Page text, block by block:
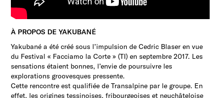
À PROPOS DE YAKUBANÉ
Yakubané a été créé sous l’impulsion de Cedric Blaser en vue
du Festival « Facciamo la Corte » (TI) en septembre 2017. Les
sensations étaient bonnes, l’envie de poursuivre les
explorations groovesques pressente.
Cette rencontre est qualifiée de Transalpine par le groupe. En
effet, les origines tessinoises, fribourgeoises et neuchâteloise